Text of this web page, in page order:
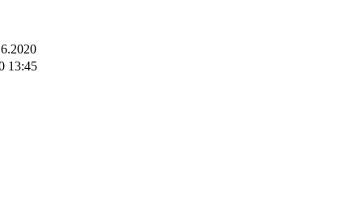
13:45